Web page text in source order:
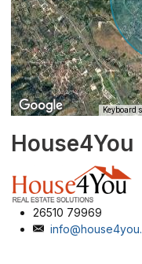
Keyboard
House4You
26510 79969